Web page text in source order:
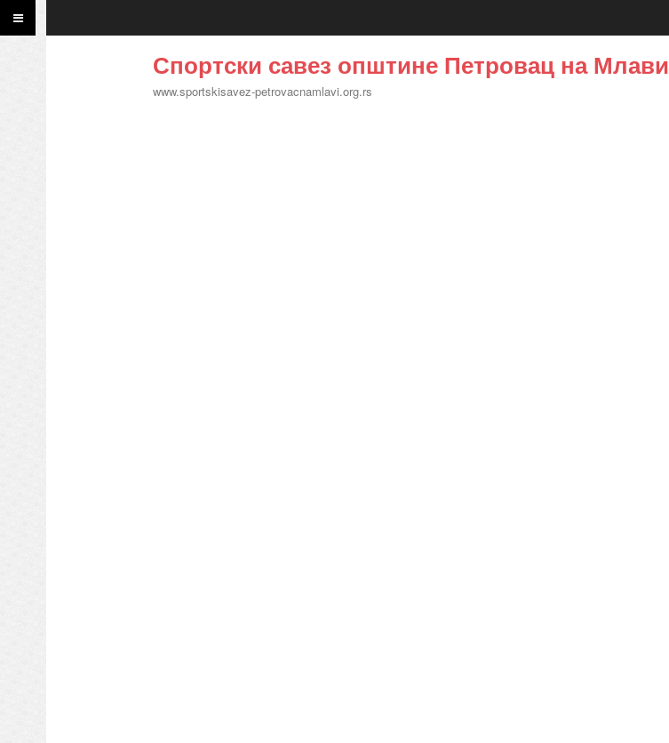
Спортски савез општине Петровац на Млави
www.sportskisavez-petrovacnamlavi.org.rs